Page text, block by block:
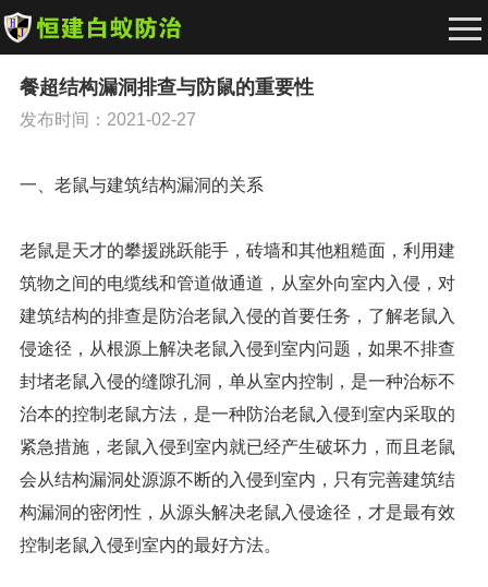
餐超结构漏洞排查与防鼠的重要性
发布时间：2021-02-27
一、老鼠与建筑结构漏洞的关系
老鼠是天才的攀援跳跃能手，砖墙和其他粗糙面，利用建
筑物之间的电缆线和管道做通道，从室外向室内入侵，对
建筑结构的排查是防治老鼠入侵的首要任务，了解老鼠入
侵途径，从根源上解决老鼠入侵到室内问题，如果不排查
封堵老鼠入侵的缝隙孔洞，单从室内控制，是一种治标不
治本的控制老鼠方法，是一种防治老鼠入侵到室内采取的
紧急措施，老鼠入侵到室内就已经产生破坏力，而且老鼠
会从结构漏洞处源源不断的入侵到室内，只有完善建筑结
构漏洞的密闭性，从源头解决老鼠入侵途径，才是最有效
控制老鼠入侵到室内的最好方法。